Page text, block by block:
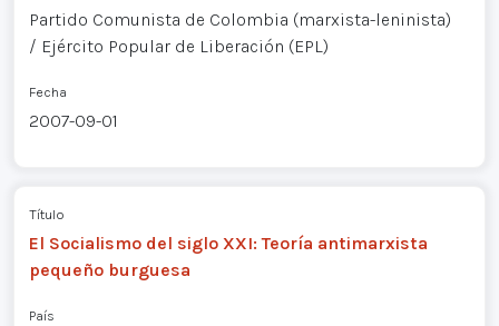
Partido Comunista de Colombia (marxista-leninista)
/ Ejército Popular de Liberación (EPL)
Fecha
2007-09-01
Título
El Socialismo del siglo XXI: Teoría antimarxista
pequeño burguesa
País